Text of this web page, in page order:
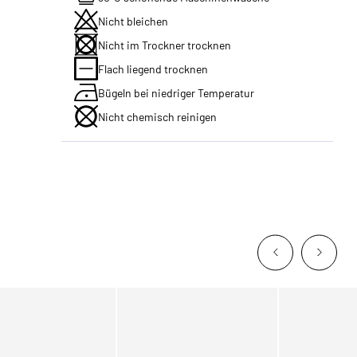
Nicht bleichen
Nicht im Trockner trocknen
Flach liegend trocknen
Bügeln bei niedriger Temperatur
Nicht chemisch reinigen